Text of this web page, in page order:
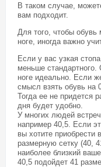
В таком случае,
вам подходит.
Для того, чтобы
ноге, иногда важно
Если у вас узкая
меньше стандартного.
ноге идеально. Если
смысл взять обувь на
Тогда ее не придется
дня будет удобно.
У многих людей
например 40,5. Если
вы хотите приобрести
размерную сетку (40,
наиболее близкий
40,5 подойдет 41